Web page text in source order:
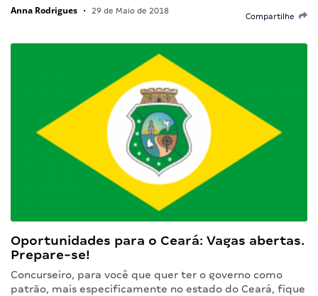
Anna Rodrigues • 29 de Maio de 2018
Compartilhe
Oportunidades para o Ceará: Vagas abertas.
Prepare-se!
Concurseiro, para você que quer ter o governo como
patrão, mais especificamente no estado do Ceará, fique